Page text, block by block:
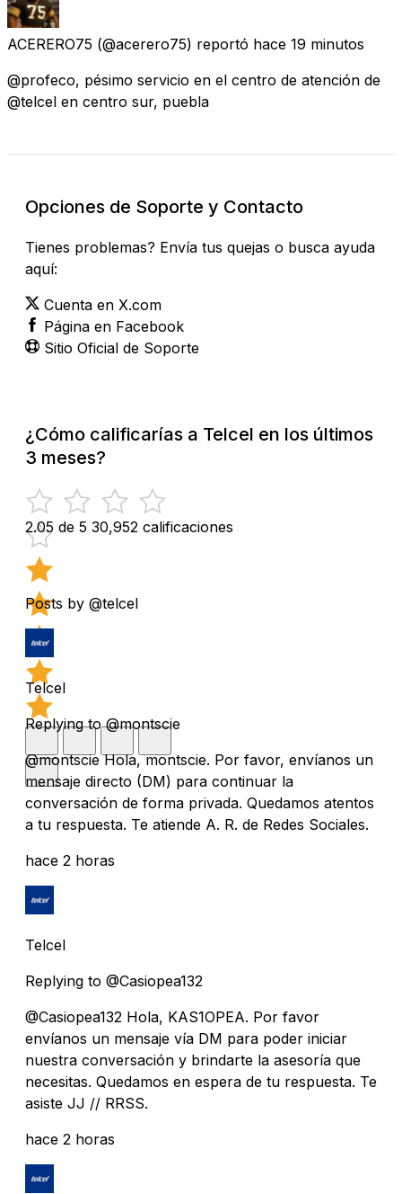
ACERERO75 (@acerero75) reportó hace 19 minutos
@profeco, pésimo servicio en el centro de atención de
@telcel en centro sur, puebla
Opciones de Soporte y Contacto
Tienes problemas? Envía tus quejas o busca ayuda
aquí:
Cuenta en X.com
Página en Facebook
Sitio Oficial de Soporte
¿Cómo calificarías a Telcel en los últimos
3 meses?
2.05 de 5 30,952 calificaciones
Posts by @telcel
Telcel
Replying to @montscie
@montscie Hola, montscie. Por favor, envíanos un
mensaje directo (DM) para continuar la
conversación de forma privada. Quedamos atentos
a tu respuesta. Te atiende A. R. de Redes Sociales.
hace 2 horas
Telcel
Replying to @Casiopea132
@Casiopea132 Hola, KAS1OPEA. Por favor
envíanos un mensaje vía DM para poder iniciar
nuestra conversación y brindarte la asesoría que
necesitas. Quedamos en espera de tu respuesta. Te
asiste JJ // RRSS.
hace 2 horas